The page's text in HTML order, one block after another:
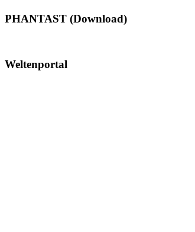
PHANTAST (Download)
Weltenportal